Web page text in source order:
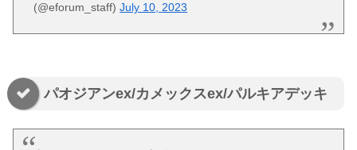
(@eforum_staff)July 10, 2023
パオジアンex/カメックスex/パルキアデッキ